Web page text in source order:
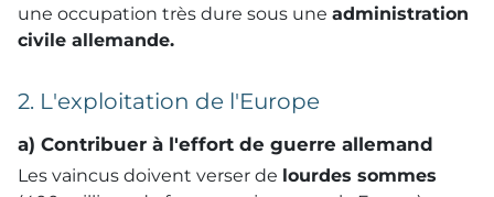
une occupation très dure sous une administration
civile allemande.
2. L'exploitation de l'Europe
a) Contribuer à l'effort de guerre allemand
Les vaincus doivent verser de lourdes sommes